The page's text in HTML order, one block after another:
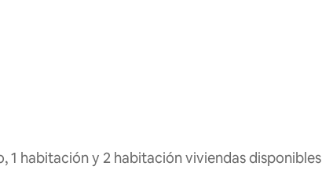
habitación y 2 habitación viviendas disponibles